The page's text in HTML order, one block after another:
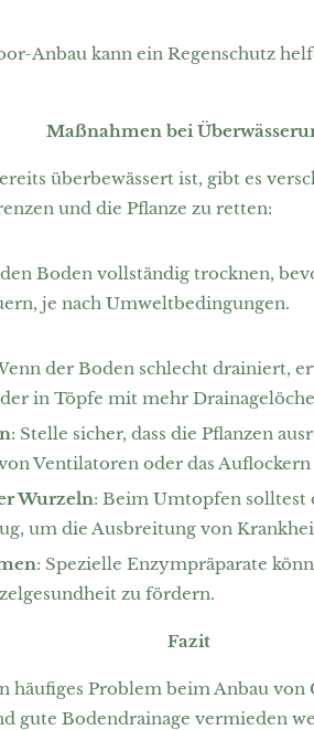
Anbau kann ein Regenschutz
Maßnahmen bei
überbewässert ist, gibt es
und die Pflanze zu retten:
den Boden vollständig trocknen,
je nach Umweltbedingungen.
der Boden schlecht drainiert,
in Töpfe mit mehr
: Stelle sicher, dass die Pflanzen
Ventilatoren oder das
Wurzeln: Beim Umtopfen solltest
um die Ausbreitung von
: Spezielle Enzympräparate
zu fördern.
Fazit
häufiges Problem beim Anbau von
gute Bodendrainage vermieden